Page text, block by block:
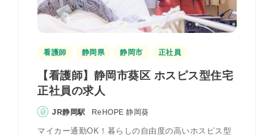
看護師 静岡県 静岡市 正社員
【看護師】静岡市葵区 ホスピス型住宅
正社員の求人
JR静岡駅 ReHOPE 静岡葵
マイカー通勤OK！暮らしの自由度の高いホスピス型